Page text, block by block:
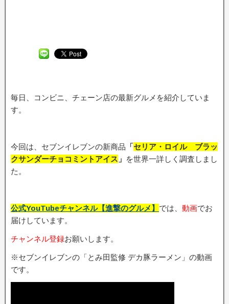
毎日、コンビニ、チェーン店の最新グルメを紹介していま
す。
今回は、セブンイレブンの新商品 「セリア・ロイル ブラッ
クサンダーチョコミントアイス 」 を世界一詳しく調査しまし
た。
公式YouTubeチャンネル【進撃のグルメ】 では、 動画でお
届けしています。
チャンネル登録お願いします。
※セブンイレブンの「とみ田監修 デカ豚ラーメン」の動画
です。